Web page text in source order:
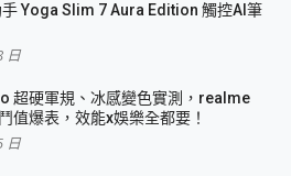
Yoga Slim 7 Aura Edition 觸控AI筆
日
超硬軍規、冰感變色實測，realme
值爆表，效能x娛樂全都要！
日